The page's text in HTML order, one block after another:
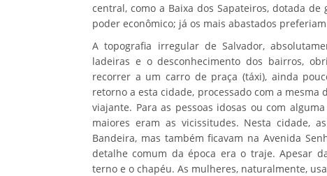
central, como a Baixa dos Sapateiros, dotada
poder econômico; já os mais abastados
A topografia irregular de Salvador,
ladeiras e o desconhecimento dos bairros,
recorrer a um carro de praça (táxi), ainda
retorno a esta cidade, processado com a
viajante. Para as pessoas idosas ou com
maiores eram as vicissitudes. Nesta cidade,
Bandeira, mas também ficavam na Avenida
detalhe comum da época era o traje. Apesar
terno e o chapéu. As mulheres, naturalmente,